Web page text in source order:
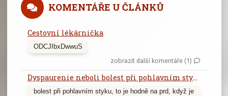
KOMENTÁŘE U ČLÁNKŮ
Cestovní lékárnička
ODCJIbxDwwuS
zobrazit další komentáře (1)
Dyspaurenie neboli bolest při pohlavním styku
bolest při pohlavním styku, to je hodně na prd, když je